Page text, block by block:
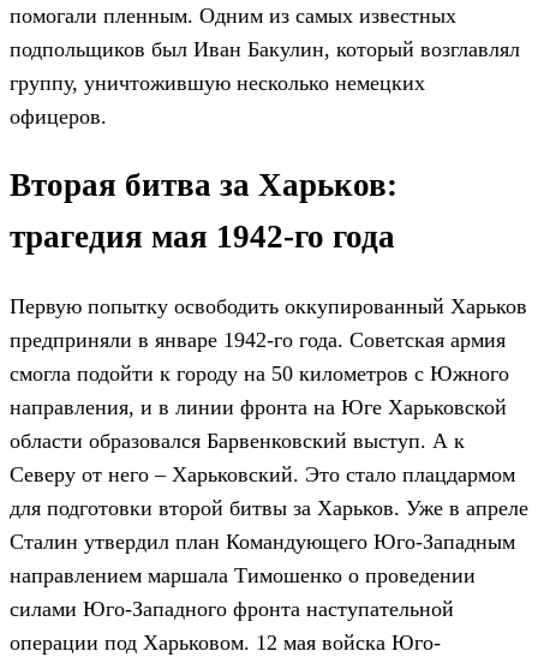
помогали пленным. Одним из самых известных
подпольщиков был Иван Бакулин, который возглавлял
группу, уничтожившую несколько немецких
офицеров.
Вторая битва за Харьков:
трагедия мая 1942-го года
Первую попытку освободить оккупированный Харьков
предприняли в январе 1942-го года. Советская армия
смогла подойти к городу на 50 километров с Южного
направления, и в линии фронта на Юге Харьковской
области образовался Барвенковский выступ. А к
Северу от него – Харьковский. Это стало плацдармом
для подготовки второй битвы за Харьков. Уже в апреле
Сталин утвердил план Командующего Юго-Западным
направлением маршала Тимошенко о проведении
силами Юго-Западного фронта наступательной
операции под Харьковом. 12 мая войска Юго-